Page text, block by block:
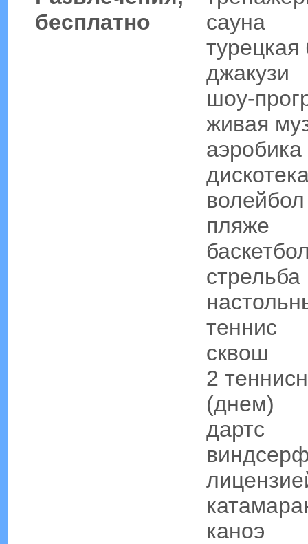
бесплатно
сауна
турецкая
джакузи
шоу-
живая
аэробика
пляже
стрельба
теннис
сквош
2
(днем)
дартс
каноэ